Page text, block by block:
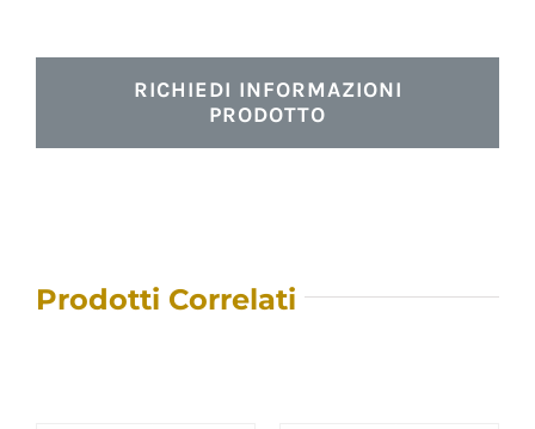
RICHIEDI INFORMAZIONI
PRODOTTO
Prodotti Correlati